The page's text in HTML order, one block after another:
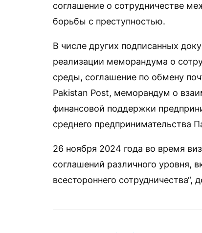
соглашение о сотрудничестве
борьбы с преступностью.
В числе других подписанных
реализации меморандума о
среды, соглашение по обмену
Pakistan Post, меморандум о
финансовой поддержки
среднего предпринимательства
26 ноября 2024 года во время
соглашений различного уровня,
всестороннего сотрудничества“,